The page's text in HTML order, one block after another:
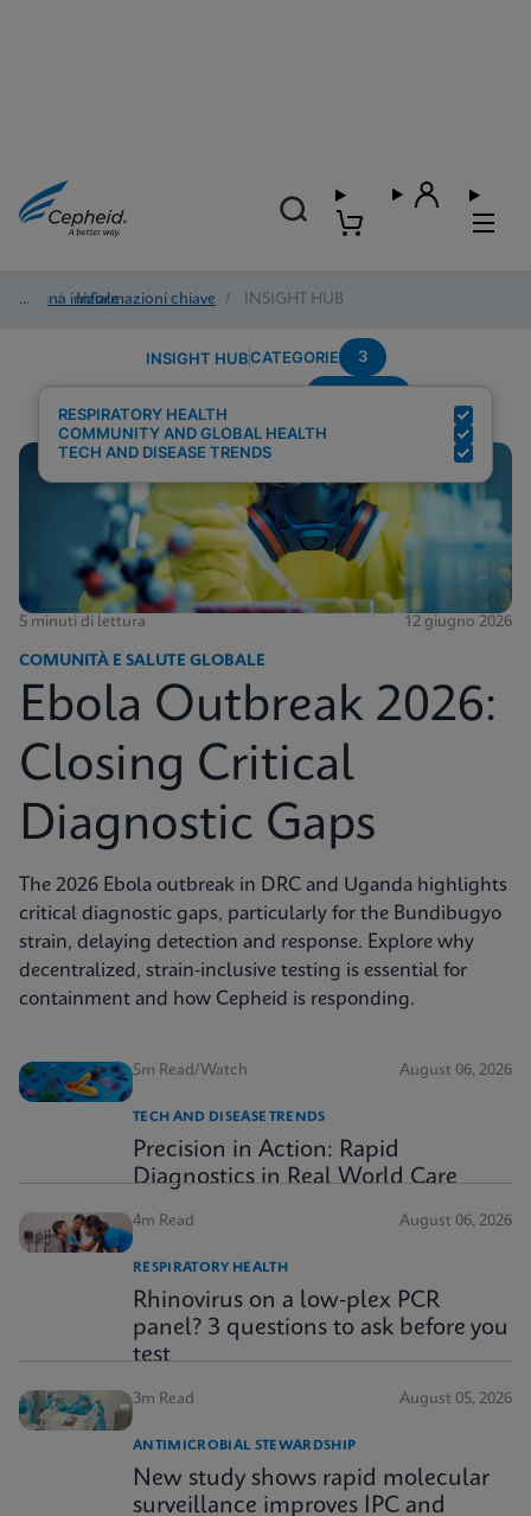
Pagina iniziale
/ Informazioni chiave / INSIGHT HUB
INSIGHT HUBCATEGORIE 3
RESPIRATORY HEALTH
COMMUNITY AND GLOBAL HEALTH
TECH AND DISEASE TRENDS
5 minuti di lettura 12 giugno 2026
COMUNITÀ E SALUTE GLOBALE
Ebola Outbreak 2026:
Closing Critical
Diagnostic Gaps
The 2026 Ebola outbreak in DRC and Uganda highlights
critical diagnostic gaps, particularly for the Bundibugyo
strain, delaying detection and response. Explore why
decentralized, strain-inclusive testing is essential for
containment and how Cepheid is responding.
5m Read/Watch August 06, 2026
TECH AND DISEASE TRENDS
Precision in Action: Rapid
Diagnostics in Real World Care
4m Read August 06, 2026
RESPIRATORY HEALTH
Rhinovirus on a low-plex PCR
panel? 3 questions to ask before you
test
3m Read August 05, 2026
ANTIMICROBIAL STEWARDSHIP
New study shows rapid molecular
surveillance improves IPC and